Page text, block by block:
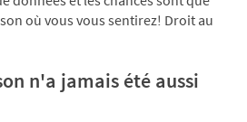
où vous vous sentirez! Droit au
n'a jamais été aussi